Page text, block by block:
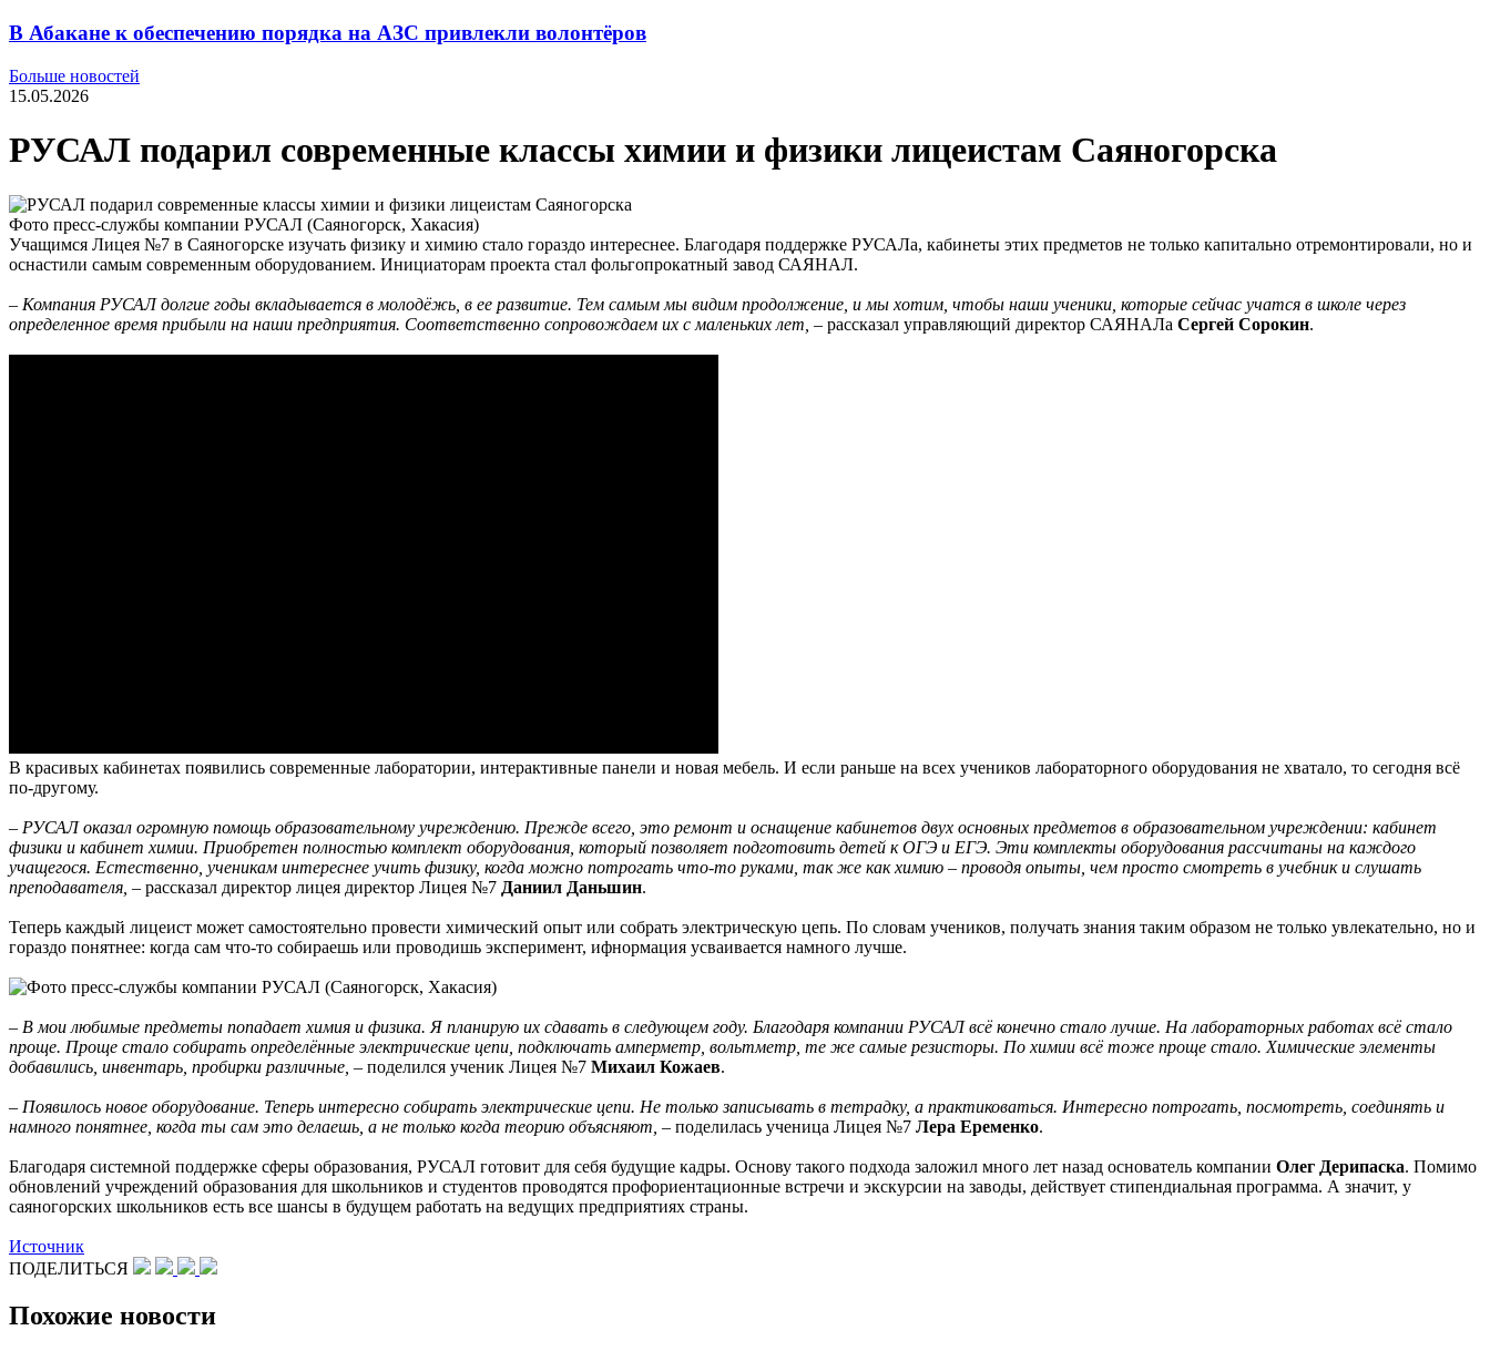
В Абакане к обеспечению порядка на АЗС привлекли волонтёров
Больше новостей
15.05.2026
РУСАЛ подарил современные классы химии и физики лицеистам Саяногорска
Фото пресс-службы компании РУСАЛ (Саяногорск, Хакасия)
Учащимся Лицея №7 в Саяногорске изучать физику и химию стало гораздо интереснее. Благодаря поддержке РУСАЛа, кабинеты этих предметов не только капитально отремонтировали, но и
оснастили самым современным оборудованием. Инициаторам проекта стал фольгопрокатный завод САЯНАЛ.
– Компания РУСАЛ долгие годы вкладывается в молодёжь, в ее развитие. Тем самым мы видим продолжение, и мы хотим, чтобы наши ученики, которые сейчас учатся в школе через
определенное время прибыли на наши предприятия. Соответственно сопровождаем их с маленьких лет, – рассказал управляющий директор САЯНАЛа Сергей Сорокин.
В красивых кабинетах появились современные лаборатории, интерактивные панели и новая мебель. И если раньше на всех учеников лабораторного оборудования не хватало, то сегодня всё
по-другому.
– РУСАЛ оказал огромную помощь образовательному учреждению. Прежде всего, это ремонт и оснащение кабинетов двух основных предметов в образовательном учреждении: кабинет
физики и кабинет химии. Приобретен полностью комплект оборудования, который позволяет подготовить детей к ОГЭ и ЕГЭ. Эти комплекты оборудования рассчитаны на каждого
учащегося. Естественно, ученикам интереснее учить физику, когда можно потрогать что-то руками, так же как химию – проводя опыты, чем просто смотреть в учебник и слушать
преподавателя, – рассказал директор лицея директор Лицея №7 Даниил Даньшин.
Теперь каждый лицеист может самостоятельно провести химический опыт или собрать электрическую цепь. По словам учеников, получать знания таким образом не только увлекательно, но и
гораздо понятнее: когда сам что-то собираешь или проводишь эксперимент, ифнормация усваивается намного лучше.
– В мои любимые предметы попадает химия и физика. Я планирую их сдавать в следующем году. Благодаря компании РУСАЛ всё конечно стало лучше. На лабораторных работах всё стало
проще. Проще стало собирать определённые электрические цепи, подключать амперметр, вольтметр, те же самые резисторы. По химии всё тоже проще стало. Химические элементы
добавились, инвентарь, пробирки различные, – поделился ученик Лицея №7 Михаил Кожаев.
– Появилось новое оборудование. Теперь интересно собирать электрические цепи. Не только записывать в тетрадку, а практиковаться. Интересно потрогать, посмотреть, соединять и
намного понятнее, когда ты сам это делаешь, а не только когда теорию объясняют, – поделилась ученица Лицея №7 Лера Еременко.
Благодаря системной поддержке сферы образования, РУСАЛ готовит для себя будущие кадры. Основу такого подхода заложил много лет назад основатель компании Олег Дерипаска. Помимо
обновлений учреждений образования для школьников и студентов проводятся профориентационные встречи и экскурсии на заводы, действует стипендиальная программа. А значит, у
саяногорских школьников есть все шансы в будущем работать на ведущих предприятиях страны.
Источник
ПОДЕЛИТЬСЯ
Похожие новости